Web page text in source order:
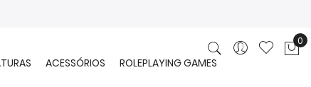
ACESSÓRIOS ROLEPLAYING GAMES
0